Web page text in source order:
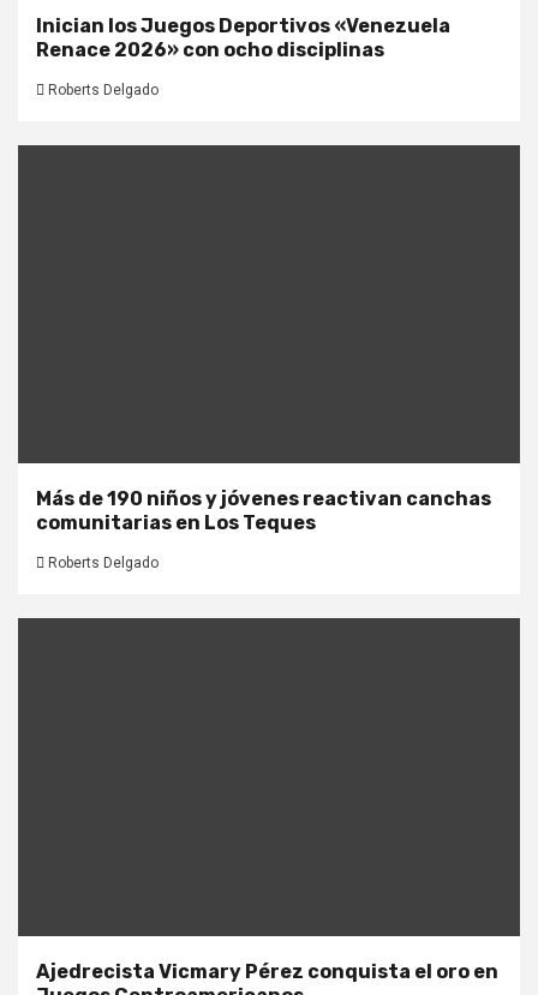
Inician los Juegos Deportivos «Venezuela
Renace 2026» con ocho disciplinas
Roberts Delgado
Más de 190 niños y jóvenes reactivan canchas
comunitarias en Los Teques
Roberts Delgado
Ajedrecista Vicmary Pérez conquista el oro en